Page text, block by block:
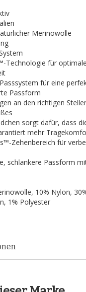
Merinowolle
Technologie für optimale
für eine
Passform
an den richtigen
sorgt dafür, dass
mehr
Zehenbereich für
schlankere Passform
10% Nylon,
1% Polyester